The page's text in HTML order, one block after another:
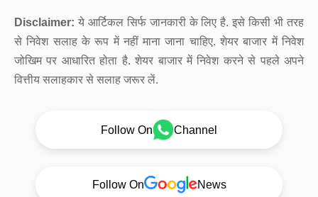
Disclaimer: ये आर्टिकल सिर्फ जानकारी के लिए है. इसे किसी भी तरह
से निवेश सलाह के रूप में नहीं माना जाना चाहिए. शेयर बाजार में निवेश
जोखिम पर आधारित होता है. शेयर बाजार में निवेश करने से पहले अपने
वित्तीय सलाहकार से सलाह जरूर लें.
Follow On Channel
Follow On News